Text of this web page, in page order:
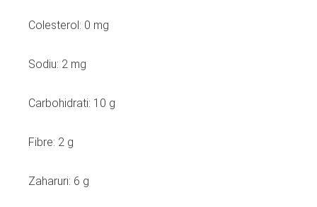
Colesterol: 0 mg
Sodiu: 2 mg
Carbohidrati: 10 g
Fibre: 2 g
Zaharuri: 6 g